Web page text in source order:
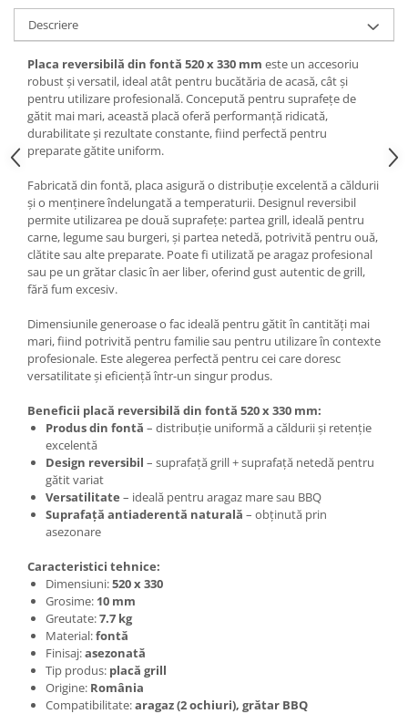
DE CURATARE HORN
UZ GOSPODĂRESC
ȘEMINEE ȘI ÎNCĂLZITOARE DE
TERASĂ
Descriere
Placa reversibilă din fontă 520 x 330 mm este un accesoriu
robust și versatil, ideal atât pentru bucătăria de acasă, cât și
pentru utilizare profesională. Concepută pentru suprafețe de
gătit mai mari, această placă oferă performanță ridicată,
durabilitate și rezultate constante, fiind perfectă pentru
preparate gătite uniform.
Fabricată din fontă, placa asigură o distribuție excelentă a căldurii
și o menținere îndelungată a temperaturii. Designul reversibil
permite utilizarea pe două suprafețe: partea grill, ideală pentru
carne, legume sau burgeri, și partea netedă, potrivită pentru ouă,
clătite sau alte preparate. Poate fi utilizată pe aragaz profesional
sau pe un grătar clasic în aer liber, oferind gust autentic de grill,
fără fum excesiv.
Dimensiunile generoase o fac ideală pentru gătit în cantități mai
mari, fiind potrivită pentru familie sau pentru utilizare în contexte
profesionale. Este alegerea perfectă pentru cei care doresc
versatilitate și eficiență într-un singur produs.
Beneficii placă reversibilă din fontă 520 x 330 mm:
Produs din fontă – distribuție uniformă a căldurii și retenție
excelentă
Design reversibil – suprafață grill + suprafață netedă pentru
gătit variat
Versatilitate – ideală pentru aragaz mare sau BBQ
Suprafață antiaderentă naturală – obținută prin
asezonare
Caracteristici tehnice:
Dimensiuni:520 x 330
Grosime: 10 mm
Greutate:7.7 kg
Material:fontă
Finisaj:asezonată
Tip produs: placă grill
Origine: România
Compatibilitate:aragaz (2 ochiuri), grătar BBQ